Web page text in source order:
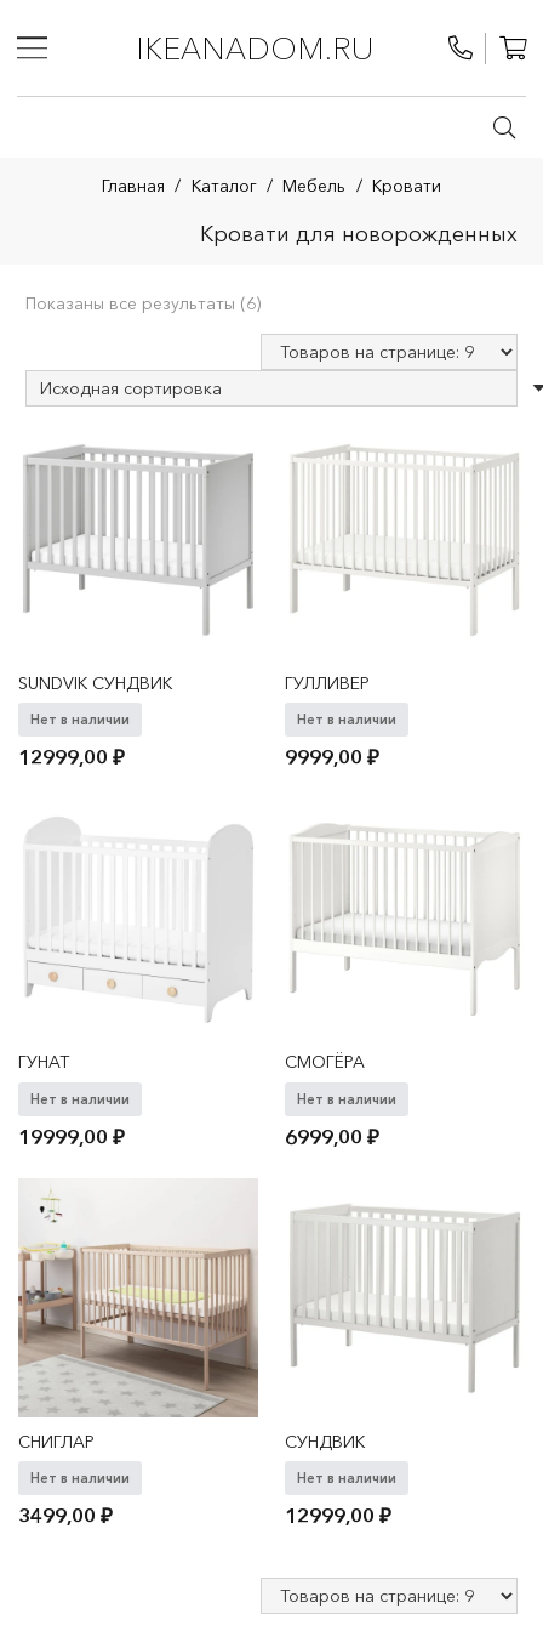
IKEANADOM.RU
Главная / Каталог / Мебель / Кровати
Кровати для новорожденных
Показаны все результаты (6)
SUNDVIK СУНДВИК
Нет в наличии
12999,00₽
ГУЛЛИВЕР
Нет в наличии
9999,00₽
ГУНАТ
Нет в наличии
19999,00₽
СМОГЁРА
Нет в наличии
6999,00₽
СНИГЛАР
Нет в наличии
3499,00₽
СУНДВИК
Нет в наличии
12999,00₽